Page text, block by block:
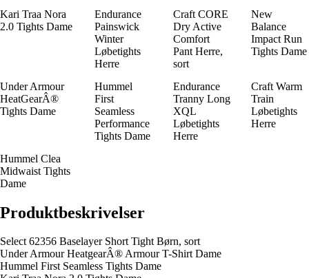
Kari Traa Nora
2.0 Tights Dame
Endurance
Painswick
Winter
Løbetights
Herre
Craft CORE
Dry Active
Comfort
Pant Herre,
sort
New
Balance
Impact Run
Tights Dame
Under Armour
HeatGearÂ®
Tights Dame
Hummel
First
Seamless
Performance
Tights Dame
Endurance
Tranny Long
XQL
Løbetights
Herre
Craft Warm
Train
Løbetights
Herre
Hummel Clea
Midwaist Tights
Dame
Produktbeskrivelser
Select 62356 Baselayer Short Tight Børn, sort
Under Armour HeatgearÂ® Armour T-Shirt Dame
Hummel First Seamless Tights Dame